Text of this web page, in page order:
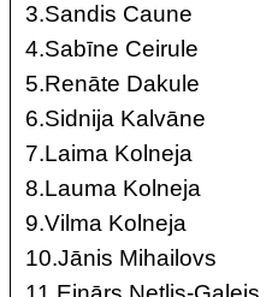
3.Sandis Caune
4.Sabīne Ceirule
5.Renāte Dakule
6.Sidnija Kalvāne
7.Laima Kolneja
8.Lauma Kolneja
9.Vilma Kolneja
10.Jānis Mihailovs